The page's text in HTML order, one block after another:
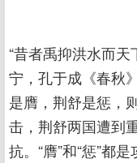
“昔者禹抑洪水而
宁，孔于成《春秋
是膺，荆舒是惩，
击，荆舒两国遭到
抗。“膺”和“惩”都